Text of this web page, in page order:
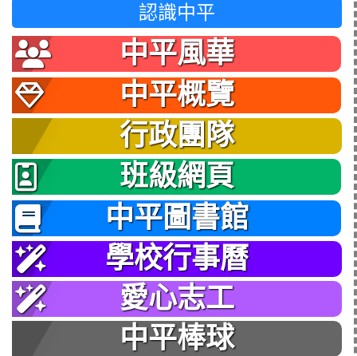
認識中平
中平風華
中平概覽
行政團隊
班級網頁
中平圖書館
學校行事曆
愛心志工
中平棒球